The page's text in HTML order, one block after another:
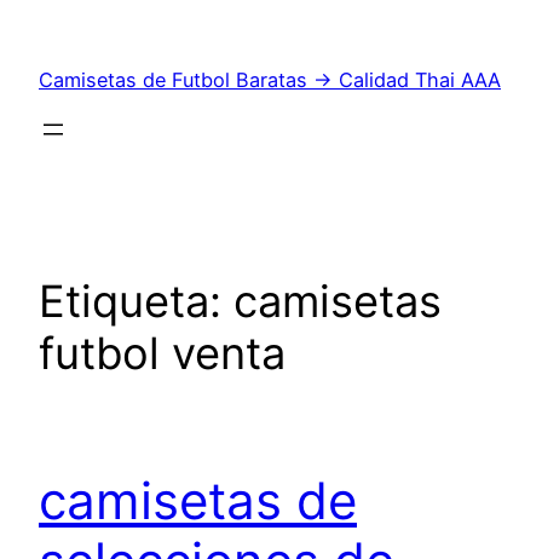
contenido
Camisetas de Futbol Baratas → Calidad Thai AAA
Etiqueta: camisetas
futbol venta
camisetas de